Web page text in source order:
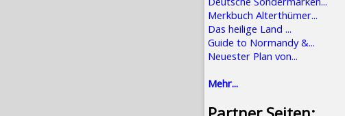
Merkbuch Alterthümer...
Das heilige Land ...
Guide to Normandy &...
Neuester Plan von...
Mehr...